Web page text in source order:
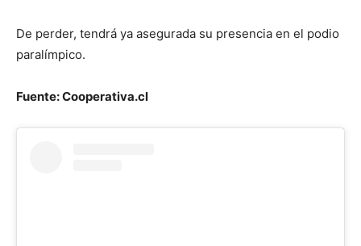
De perder, tendrá ya asegurada su presencia en el podio
paralímpico.
Fuente: Cooperativa.cl